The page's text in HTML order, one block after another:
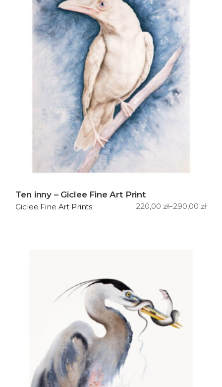
Ten inny – Giclee Fine Art Print
220,00 zł–290,00 zł
Zakres
Giclee Fine Art Prints